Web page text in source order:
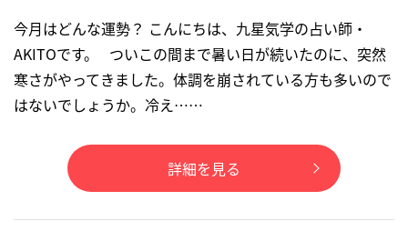
今月はどんな運勢？ こんにちは、九星気学の占い師・
AKITOです。 ついこの間まで暑い日が続いたのに、突然
寒さがやってきました。体調を崩されている方も多いので
はないでしょうか。冷え……
詳細を見る